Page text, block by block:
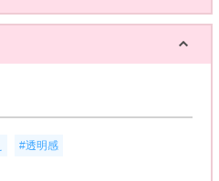
#透明感